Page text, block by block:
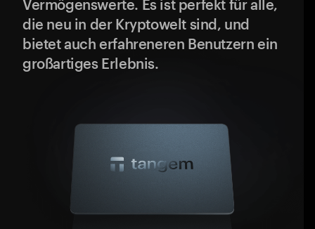
Vermögenswerte. Es ist perfekt für alle,
die neu in der Kryptowelt sind, und
bietet auch erfahreneren Benutzern ein
großartiges Erlebnis.